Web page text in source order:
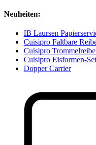
Neuheiten:
IB Laursen
Cuisipro Faltbare
Cuisipro
Cuisipro Eisformen-
Dopper Carrier